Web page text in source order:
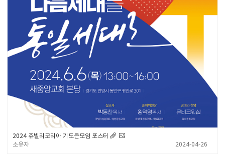
2024 쥬빌리코리아 기도큰모임 포스터
소유자
2024-04-26